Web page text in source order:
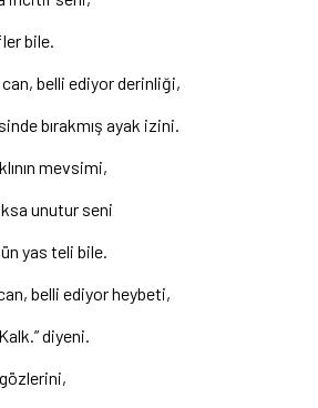
bile.
can, belli ediyor derinliği,
bırakmış ayak izini.
mevsimi,
unutur seni
yas teli bile.
belli ediyor heybeti,
diyeni.